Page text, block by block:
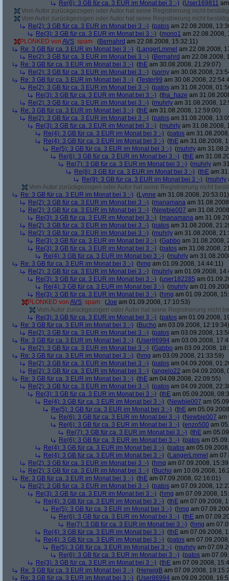
Re(6): 3 GB für ca. 3 EUR im Monat bei 3 :-) (User169811
Vom Autor zurückgezogen oder Autor hat seine Registrierung nicht
Vom Autor zurückgezogen oder Autor hat seine Registrierung nicht
Re(2): 3 GB für ca. 3 EUR im Monat bei 3 :-) (patos am 22.08.2008,
Re(3): 3 GB für ca. 3 EUR im Monat bei 3 :-) (mono1 am 22.08.2008,
PLONKED von AVS: spam (Bernahrd am 22.08.2008, 15:32:11)
Re: 3 GB für ca. 3 EUR im Monat bei 3 :-) (LangerLmmel am 22.08.2008,
Re(2): 3 GB für ca. 3 EUR im Monat bei 3 :-) (Bernahrd am 22.08.2008,
Re: 3 GB für ca. 3 EUR im Monat bei 3 :-) (thE am 30.08.2008, 21:29:07)
Re(2): 3 GB für ca. 3 EUR im Monat bei 3 :-) (sorny am 30.08.2008,
Re: 3 GB für ca. 3 EUR im Monat bei 3 :-) (Tester99 am 30.08.2008,
Re(2): 3 GB für ca. 3 EUR im Monat bei 3 :-) (patos am 31.08.2008,
Re(3): 3 GB für ca. 3 EUR im Monat bei 3 :-) (tha_haze am
Re(2): 3 GB für ca. 3 EUR im Monat bei 3 :-) (muhrly am 31.08.2008,
Re: 3 GB für ca. 3 EUR im Monat bei 3 :-) (thE am 31.08.2008, 12:59:00)
Re(2): 3 GB für ca. 3 EUR im Monat bei 3 :-) (patos am 31.08.2008,
Re(3): 3 GB für ca. 3 EUR im Monat bei 3 :-) (muhrly am 31.08.2008,
Re(4): 3 GB für ca. 3 EUR im Monat bei 3 :-) (patos am
Re(4): 3 GB für ca. 3 EUR im Monat bei 3 :-) (thE am 31.08.2008,
Re(5): 3 GB für ca. 3 EUR im Monat bei 3 :-) (muhrly am
Re(6): 3 GB für ca. 3 EUR im Monat bei 3 :-) (thE am
Re(7): 3 GB für ca. 3 EUR im Monat bei 3 :-) (muhrly am
Re(8): 3 GB für ca. 3 EUR im Monat bei 3 :-) (thE am
Re(9): 3 GB für ca. 3 EUR im Monat bei 3 :-) (muhrly
Vom Autor zurückgezogen oder Autor hat seine Registrierung nicht
Re: 3 GB für ca. 3 EUR im Monat bei 3 :-) (Lynne am 31.08.2008, 20:53:01)
Re(2): 3 GB für ca. 3 EUR im Monat bei 3 :-) (manamana am
Re(2): 3 GB für ca. 3 EUR im Monat bei 3 :-) (Newbie007 am
Re(3): 3 GB für ca. 3 EUR im Monat bei 3 :-) (manamana am
Re(2): 3 GB für ca. 3 EUR im Monat bei 3 :-) (patos am 31.08.2008,
Re(2): 3 GB für ca. 3 EUR im Monat bei 3 :-) (muhrly am 31.08.2008,
Re(3): 3 GB für ca. 3 EUR im Monat bei 3 :-) (Gabbo am 31.08.2008,
Re(3): 3 GB für ca. 3 EUR im Monat bei 3 :-) (patos am 31.08.2008,
Re(4): 3 GB für ca. 3 EUR im Monat bei 3 :-) (muhrly am
Re: 3 GB für ca. 3 EUR im Monat bei 3 :-) (hmg am 01.09.2008, 14:44:11)
Re(2): 3 GB für ca. 3 EUR im Monat bei 3 :-) (muhrly am 01.09.2008,
Re(3): 3 GB für ca. 3 EUR im Monat bei 3 :-) (user182285 am
Re(4): 3 GB für ca. 3 EUR im Monat bei 3 :-) (muhrly am
Re(3): 3 GB für ca. 3 EUR im Monat bei 3 :-) (hmg am 01.09.2008,
PLONKED von AVS: spam (Joe am 01.09.2008, 17:10:53)
Vom Autor zurückgezogen oder Autor hat seine Registrierung nicht
Re(3): 3 GB für ca. 3 EUR im Monat bei 3 :-) (patos am 01.09.2008,
Re: 3 GB für ca. 3 EUR im Monat bei 3 :-) (Bucho am 03.09.2008, 12:19:34)
Re(2): 3 GB für ca. 3 EUR im Monat bei 3 :-) (patos am 03.09.2008,
Re: 3 GB für ca. 3 EUR im Monat bei 3 :-) (User86994 am 03.09.2008,
Re(2): 3 GB für ca. 3 EUR im Monat bei 3 :-) (Gabbo am 03.09.2008,
Re: 3 GB für ca. 3 EUR im Monat bei 3 :-) (hmg am 03.09.2008, 21:33:59)
Re(2): 3 GB für ca. 3 EUR im Monat bei 3 :-) (patos am 04.09.2008,
Re(2): 3 GB für ca. 3 EUR im Monat bei 3 :-) (angelo22 am 04.09.2008,
Re: 3 GB für ca. 3 EUR im Monat bei 3 :-) (thE am 04.09.2008, 22:09:55)
Re(2): 3 GB für ca. 3 EUR im Monat bei 3 :-) (patos am 04.09.2008,
Re(3): 3 GB für ca. 3 EUR im Monat bei 3 :-) (thE am 05.09.2008,
Re(4): 3 GB für ca. 3 EUR im Monat bei 3 :-) (Newbie007 am
Re(5): 3 GB für ca. 3 EUR im Monat bei 3 :-) (thE am
Re(6): 3 GB für ca. 3 EUR im Monat bei 3 :-) (Newbie007 am
Re(6): 3 GB für ca. 3 EUR im Monat bei 3 :-) (enzo500 am
Re(7): 3 GB für ca. 3 EUR im Monat bei 3 :-) (thE am
Re(6): 3 GB für ca. 3 EUR im Monat bei 3 :-) (patos am
Re(4): 3 GB für ca. 3 EUR im Monat bei 3 :-) (patos am
Re(4): 3 GB für ca. 3 EUR im Monat bei 3 :-) (LangerLmmel am
Re(2): 3 GB für ca. 3 EUR im Monat bei 3 :-) (hmg am 07.09.2008,
Re(2): 3 GB für ca. 3 EUR im Monat bei 3 :-) (Bucho am 10.09.2008,
Re: 3 GB für ca. 3 EUR im Monat bei 3 :-) (thE am 07.09.2008, 02:16:01)
Re(2): 3 GB für ca. 3 EUR im Monat bei 3 :-) (patos am 07.09.2008,
Re(3): 3 GB für ca. 3 EUR im Monat bei 3 :-) (hmg am 07.09.2008,
Re(4): 3 GB für ca. 3 EUR im Monat bei 3 :-) (thE am 07.09.2008,
Re(5): 3 GB für ca. 3 EUR im Monat bei 3 :-) (hmg am
Re(6): 3 GB für ca. 3 EUR im Monat bei 3 :-) (thE am
Re(7): 3 GB für ca. 3 EUR im Monat bei 3 :-) (hmg am
Re(4): 3 GB für ca. 3 EUR im Monat bei 3 :-) (thE am 07.09.2008,
Re(4): 3 GB für ca. 3 EUR im Monat bei 3 :-) (patos am
Re(5): 3 GB für ca. 3 EUR im Monat bei 3 :-) (muhrly am
Re(6): 3 GB für ca. 3 EUR im Monat bei 3 :-) (patos am
Re(3): 3 GB für ca. 3 EUR im Monat bei 3 :-) (thE am 07.09.2008,
Re: 3 GB für ca. 3 EUR im Monat bei 3 :-) (HerwigB am 07.09.2008,
Re: 3 GB für ca. 3 EUR im Monat bei 3 :-) (User86994 am 09.09.2008,